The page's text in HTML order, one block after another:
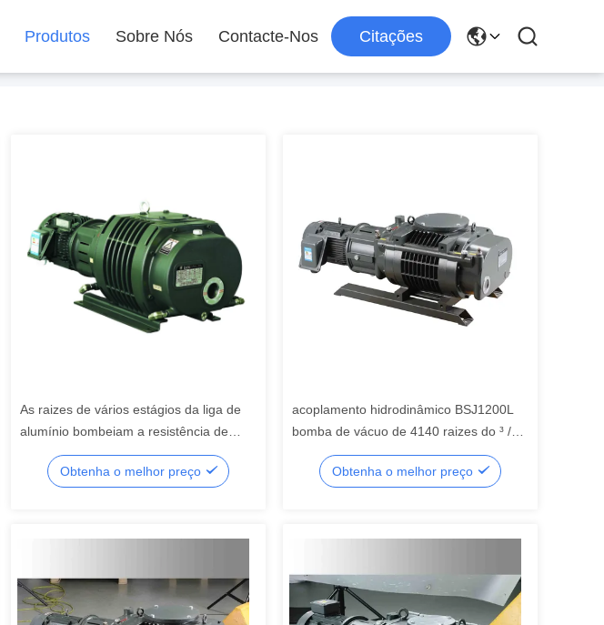
Produtos Sobre Nós Contacte-Nos Citações
As raizes de vários estágios da liga de
alumínio bombeiam a resistência de
corrosão 600m3/h
Obtenha o melhor preço
acoplamento hidrodinâmico BSJ1200L
bomba de vácuo de 4140 raizes do ³ /h
11kW de m, bomba de vácuo de
impulsionador mecânica
Obtenha o melhor preço